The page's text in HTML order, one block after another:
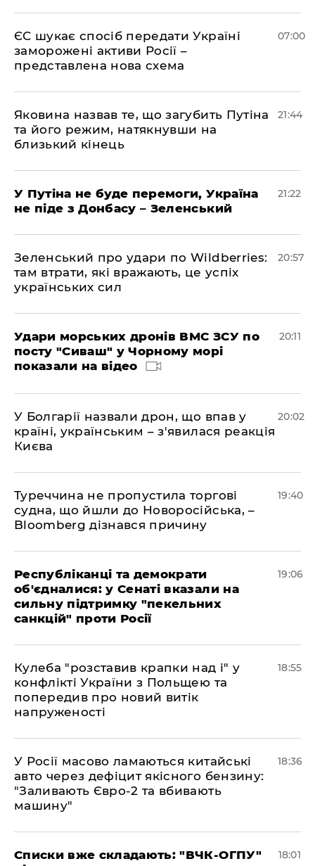
ЄС шукає спосіб передати Україні
заморожені активи Росії –
представлена ​​нова схема
07:00
Яковина назвав те, що загубить Путіна
та його режим, натякнувши на
близький кінець
21:44
У Путіна не буде перемоги, Україна
не піде з Донбасу – Зеленський
21:22
Зеленський про удари по Wildberries:
там втрати, які вражають, це успіх
українських сил
20:57
Удари морських дронів ВМС ЗСУ по
посту "Сиваш" у Чорному морі
показали на відео
20:11
У Болгарії назвали дрон, що впав у
країні, українським – з'явилася реакція
Києва
20:02
Туреччина не пропустила торгові
судна, що йшли до Новоросійська, –
Bloomberg дізнався причину
19:40
Республіканці та демократи
об'єдналися: у Сенаті вказали на
сильну підтримку "пекельних
санкцій" проти Росії
19:06
Кулеба "розставив крапки над і" у
конфлікті України з Польщею та
попередив про новий витік
напруженості
18:55
У Росії масово ламаються китайські
авто через дефіцит якісного бензину:
"Заливають Євро-2 та вбивають
машину"
18:36
Списки вже складають: "ВЧК-ОГПУ"
18:01